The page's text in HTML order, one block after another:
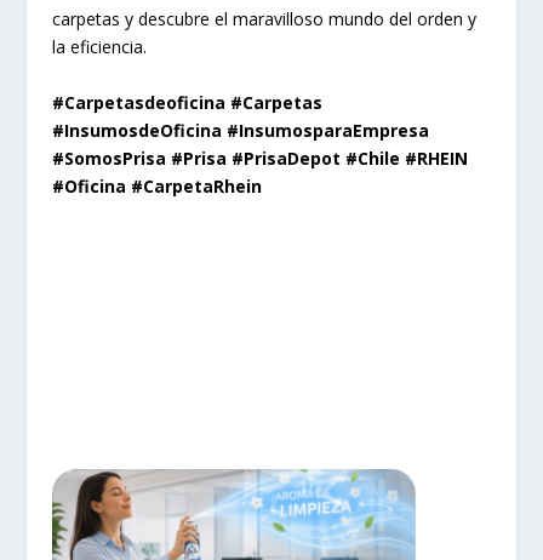
carpetas y descubre el maravilloso mundo del orden y
la eficiencia.
#Carpetasdeoficina #Carpetas
#InsumosdeOficina #InsumosparaEmpresa
#SomosPrisa #Prisa #PrisaDepot #Chile #RHEIN
#Oficina #CarpetaRhein